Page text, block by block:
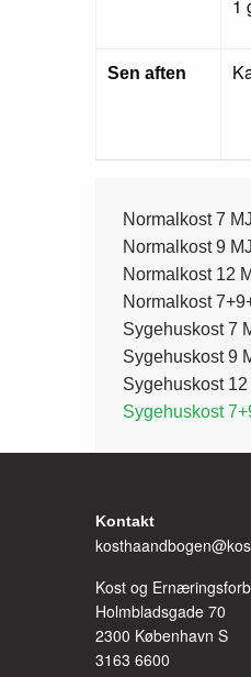
1
Sen aften
Side
menu
Normalkost 7 MJ
Normalkost 9 MJ
Normalkost 12
Normalkost
Sygehuskost 7
Sygehuskost 9
Sygehuskost 12
Sygehuskost
Kontakt
Kost og
Holmbladsgade 70
2300 København S
3163 6600